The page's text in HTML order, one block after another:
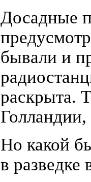
Досадные
бывали и
раскрыта.
Голландии,
Но какой
в разведке